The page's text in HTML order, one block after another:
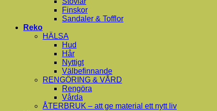
Finskor
Sandaler & Tofflor
Reko
HÄLSA
Hud
Hår
Nyttigt
Välbefinnande
RENGÖRING & VÅRD
Rengöra
Vårda
ÅTERBRUK – att ge material ett nytt liv